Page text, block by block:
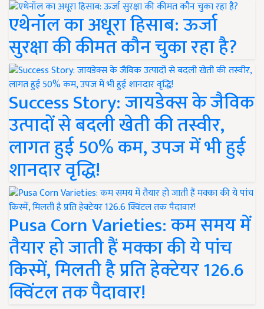
एथेनॉल का अधूरा हिसाब: ऊर्जा
सुरक्षा की कीमत कौन चुका रहा है?
Success Story: जायडेक्स के जैविक
उत्पादों से बदली खेती की तस्वीर,
लागत हुई 50% कम, उपज में भी हुई
शानदार वृद्धि!
Pusa Corn Varieties: कम समय में
तैयार हो जाती हैं मक्का की ये पांच
किस्में, मिलती है प्रति हेक्टेयर 126.6
क्विंटल तक पैदावार!